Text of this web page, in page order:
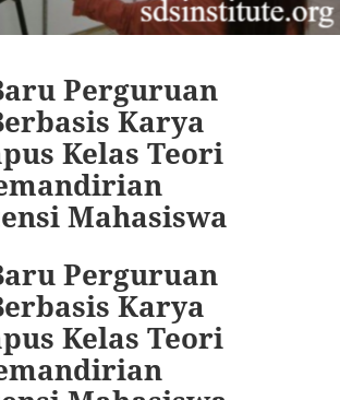
Perguruan
Karya
Kelas Teori
Mahasiswa
Perguruan
Karya
Kelas Teori